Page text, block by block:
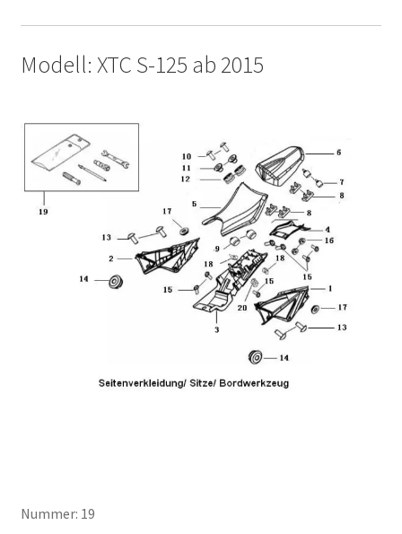
Modell: XTC S-125 ab 2015
Nummer: 19